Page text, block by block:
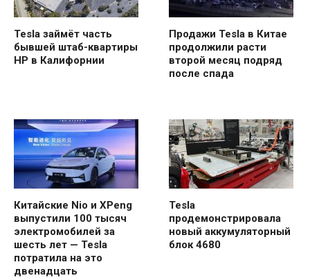
Tesla займёт часть
бывшей штаб-квартиры
HP в Калифорнии
Продажи Tesla в Китае
продолжили расти
второй месяц подряд
после спада
Китайские Nio и XPeng
выпустили 100 тысяч
электромобилей за
шесть лет — Tesla
потратила на это
двенадцать
Tesla
продемонстрировала
новый аккумуляторный
блок 4680